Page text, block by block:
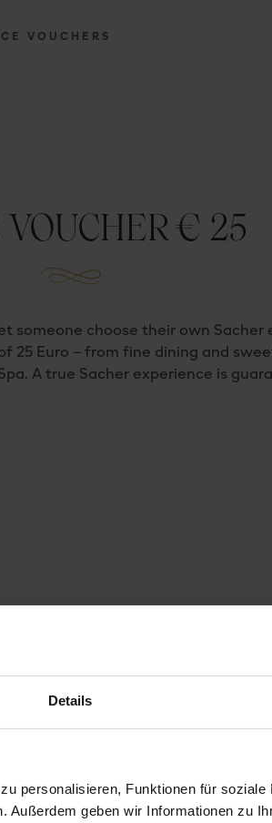
Details
personalisieren, Funktionen für soziale
Außerdem geben wir Informationen zu
VOUCHERS
€ 25
someone choose their own
25 Euro – from fine dining and
A true Sacher experience is